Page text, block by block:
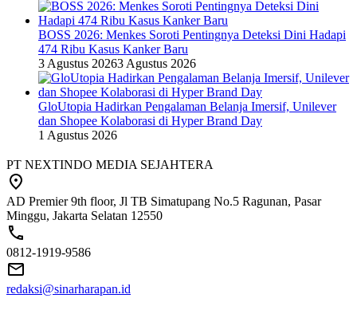
BOSS 2026: Menkes Soroti Pentingnya Deteksi Dini Hadapi
474 Ribu Kasus Kanker Baru
3 Agustus 20263 Agustus 2026
GloUtopia Hadirkan Pengalaman Belanja Imersif, Unilever
dan Shopee Kolaborasi di Hyper Brand Day
1 Agustus 2026
PT NEXTINDO MEDIA SEJAHTERA
AD Premier 9th floor, Jl TB Simatupang No.5 Ragunan, Pasar
Minggu, Jakarta Selatan 12550
0812-1919-9586
redaksi@sinarharapan.id